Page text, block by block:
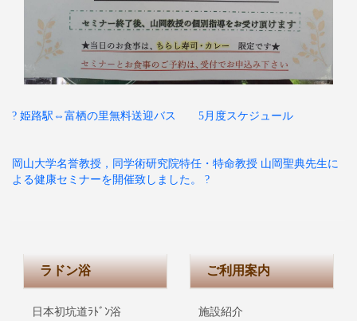
? 姫路駅⇔富栖の里無料送迎バス 5月度スケジュール
岡山大学名誉教授，同学術研究院特任・特命教授 山岡聖典先生に
よる健康セミナーを開催致しました。 ?
ラドン浴
日本初坑道ﾗﾄﾞﾝ浴
ご利用案内
施設紹介